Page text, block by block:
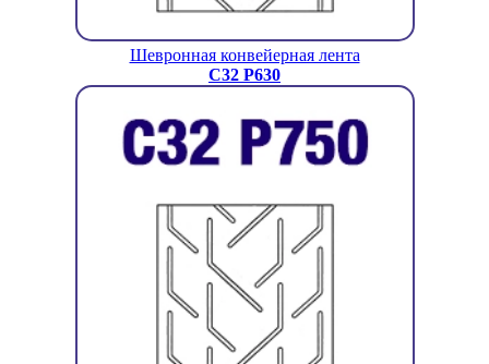
Шевронная конвейерная лента
C32 P630